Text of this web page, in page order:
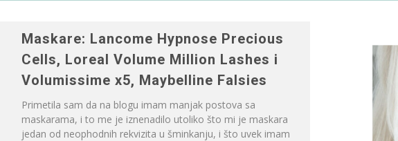
Maskare: Lancome Hypnose Precious
Cells, Loreal Volume Million Lashes i
Volumissime x5, Maybelline Falsies
Primetila sam da na blogu imam manjak postova sa
maskarama, i to me je iznenadilo utoliko što mi je maskara
jedan od neophodnih rekvizita u šminkanju, i što uvek imam